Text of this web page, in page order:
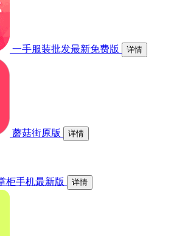
一手服装批发最新免费版 详情
蘑菇街原版 详情
柜手机最新版 详情